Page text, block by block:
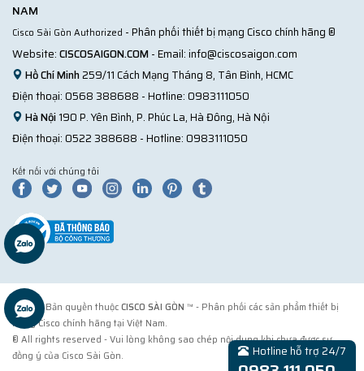
NAM
Cisco Sài Gòn Authorized - Phân phối thiết bị mạng Cisco chính hãng ®
Website:CISCOSAIGON.COM - Email:info@ciscosaigon.com
Hồ Chí Minh259/11 Cách Mạng Tháng 8, Tân Bình, HCMC
Điện thoại:0568 388688 - Hotline:0983111050
Hà Nội190 P. Yên Bình, P. Phúc La, Hà Đông, Hà Nội
Điện thoại:0522 388688 - Hotline:0983111050
Kết nối với chúng tôi
© 2018 Bản quyền thuộcCISCO SÀI GÒN ™ - Phân phối các sản phẩm thiết bị
mạng Cisco chính hãng tại Việt Nam.
® All rights reserved - Vui lòng không sao chép nội dung khi chưa được sự
đồng ý của Cisco Sài Gòn.
Hotline hỗ trợ 24/7